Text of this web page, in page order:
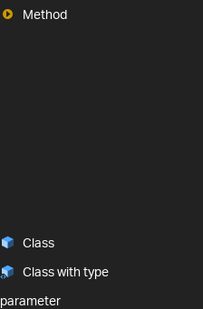
Method
Class
Class with type
parameter